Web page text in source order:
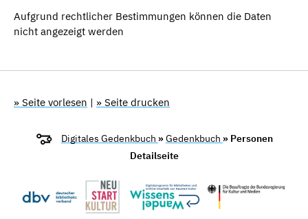
Aufgrund rechtlicher Bestimmungen können die Daten
nicht angezeigt werden
» Seite vorlesen | » Seite drucken
Digitales Gedenkbuch »Gedenkbuch » Personen
Detailseite